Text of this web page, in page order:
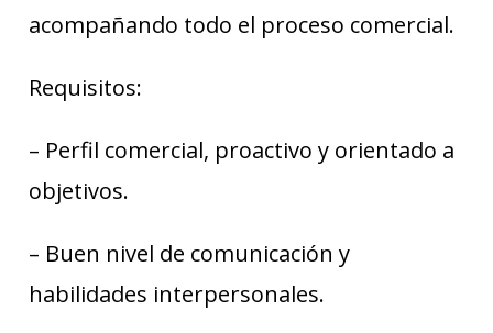
acompañando todo el proceso comercial.
Requisitos:
– Perfil comercial, proactivo y orientado a
objetivos.
– Buen nivel de comunicación y
habilidades interpersonales.